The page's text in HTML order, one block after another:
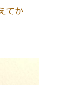
てか